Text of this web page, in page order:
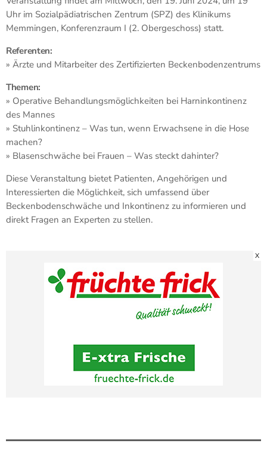
Uhr im Sozialpädiatrischen Zentrum (SPZ) des Klinikums
Memmingen, Konferenzraum I (2. Obergeschoss) statt.
Referenten:
» Ärzte und Mitarbeiter des Zertifizierten Beckenbodenzentrums
Themen:
» Operative Behandlungsmöglichkeiten bei Harninkontinenz
des Mannes
» Stuhlinkontinenz – Was tun, wenn Erwachsene in die Hose
machen?
» Blasenschwäche bei Frauen – Was steckt dahinter?
Diese Veranstaltung bietet Patienten, Angehörigen und
Interessierten die Möglichkeit, sich umfassend über
Beckenbodenschwäche und Inkontinenz zu informieren und
direkt Fragen an Experten zu stellen.
X